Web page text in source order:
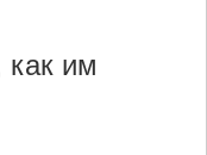
им